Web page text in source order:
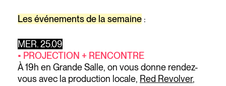
Les événements de la semaine :
MER. 25.09
• PROJECTION + RENCONTRE
À 19h en Grande Salle, on vous donne rendez-
vous avec la production locale, Red Revolver,